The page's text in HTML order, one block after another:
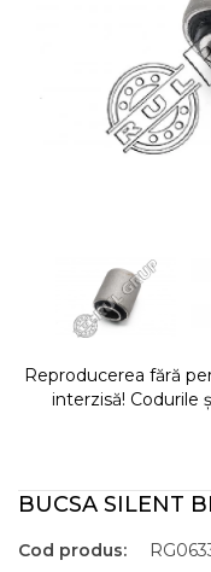
Reproducerea fără
interzisă! Codurile
BUCSA SILENT
Cod produs: